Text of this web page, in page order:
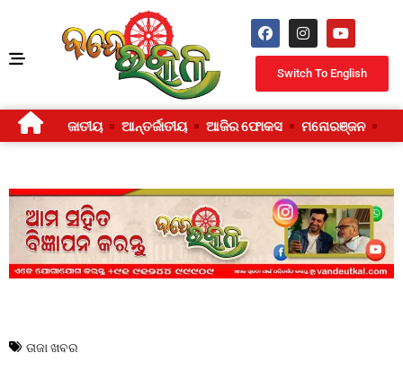
Switch To English
ଜାତୀୟ ଆନ୍ତର୍ଜାତୀୟ ଆଜିର ଫୋକସ ମନୋରଞ୍ଜନ
ତାଜା ଖବର